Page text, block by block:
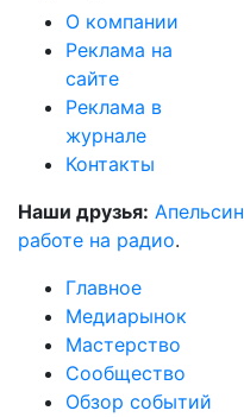
О компании
Реклама на
сайте
Реклама в
журнале
Контакты
Наши друзья:
работе на радио.
Главное
Медиарынок
Мастерство
Сообщество
Обзор событий